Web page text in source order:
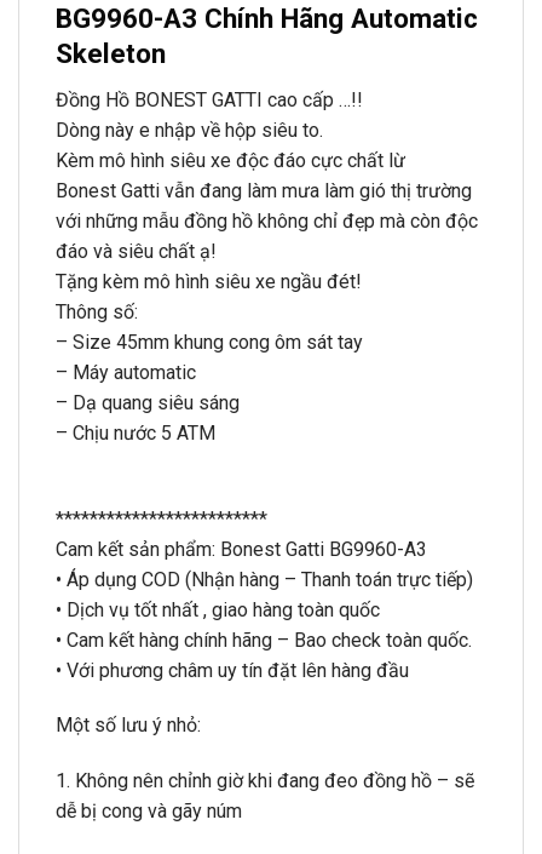
BG9960-A3 Chính Hãng Automatic
Skeleton
Đồng Hồ BONEST GATTI cao cấp …!!
Dòng này e nhập về hộp siêu to.
Kèm mô hình siêu xe độc đáo cực chất lừ
Bonest Gatti vẫn đang làm mưa làm gió thị trường
với những mẫu đồng hồ không chỉ đẹp mà còn độc
đáo và siêu chất ạ!
Tặng kèm mô hình siêu xe ngầu đét!
Thông số:
– Size 45mm khung cong ôm sát tay
– Máy automatic
– Dạ quang siêu sáng
– Chịu nước 5 ATM
*************************
Cam kết sản phẩm: Bonest Gatti BG9960-A3
• Áp dụng COD (Nhận hàng – Thanh toán trực tiếp)
• Dịch vụ tốt nhất , giao hàng toàn quốc
• Cam kết hàng chính hãng – Bao check toàn quốc.
• Với phương châm uy tín đặt lên hàng đầu
Một số lưu ý nhỏ:
1. Không nên chỉnh giờ khi đang đeo đồng hồ – sẽ
dễ bị cong và gãy núm